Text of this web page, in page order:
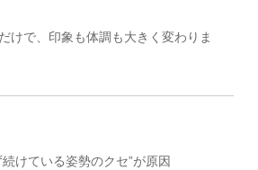
けで、印象も体調も大きく変わりま
けている姿勢のクセ”が原因